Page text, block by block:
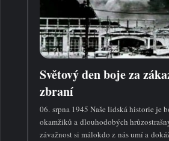
Světový den boje za
zbraní
06. srpna 1945 Naše lidská historie je
okamžiků a dlouhodobých
závažnost si málokdo z nás umí a